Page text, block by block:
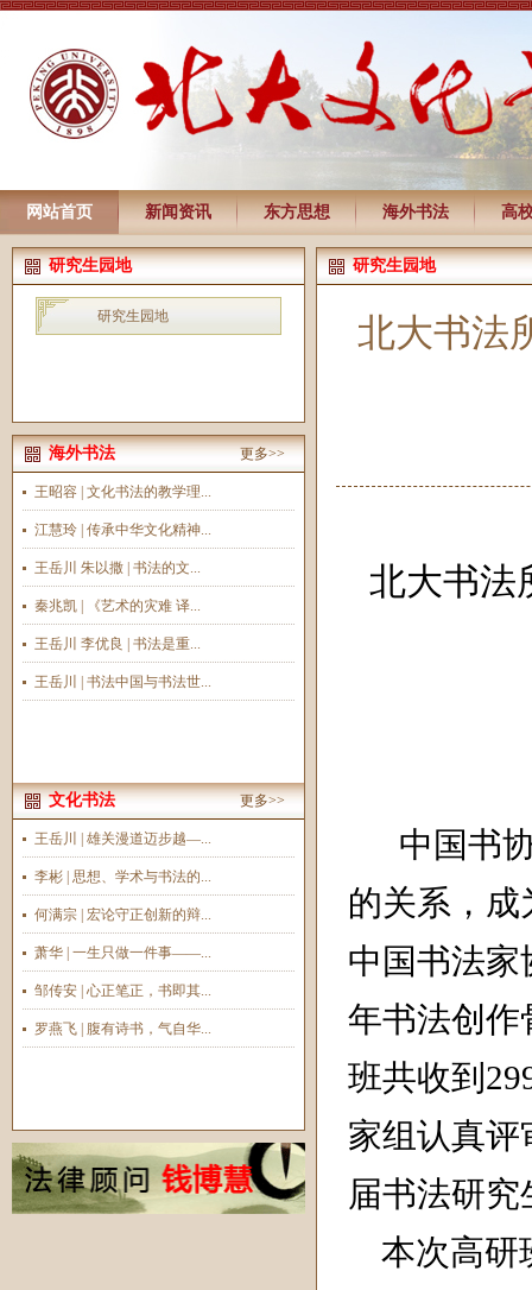
网站首页 新闻资讯 东方思想 海外书法 高
研究生园地
研究生园地
海外书法 更多>>
王昭容 | 文化书法的教学理...
江慧玲 | 传承中华文化精神...
王岳川 朱以撒 | 书法的文...
秦兆凯 | 《艺术的灾难 译...
王岳川 李优良 | 书法是重...
王岳川 | 书法中国与书法世...
文化书法 更多>>
王岳川 | 雄关漫道迈步越—...
李彬 | 思想、学术与书法的...
何满宗 | 宏论守正创新的辩...
萧华 | 一生只做一件事——...
邹传安 | 心正笔正，书即其...
罗燕飞 | 腹有诗书，气自华...
研究生园地
北大书法
北大书法
中国书
的关系，
中国书法家
年书法创作
班共收到
家组认真评
届书法研
本次高研